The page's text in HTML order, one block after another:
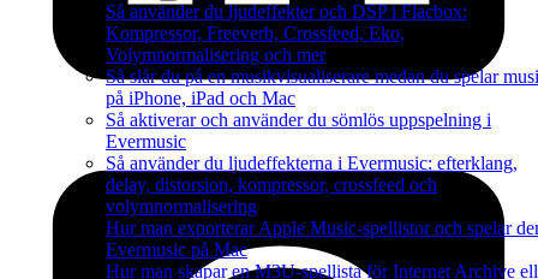
Så använder du ljudeffekter och DSP i Flacbox:
Kompressor, Freeverb, Crossfeed, Eko,
Volymnormalisering och mer
Så slår du på en musikvisualiserare medan du spelar
på iPhone, iPad och Mac
Så aktiverar och använder du sömlös uppspelning i
Evermusic
Så använder du ljudeffekterna i Evermusic: efterklang,
delay, distorsion, kompressor, crossfeed och
volymnormalisering
Hur man exporterar Apple Music-spellistor och spelar
Evermusic på Mac
Hur man skapar en M3U-spellista för Internet Archive